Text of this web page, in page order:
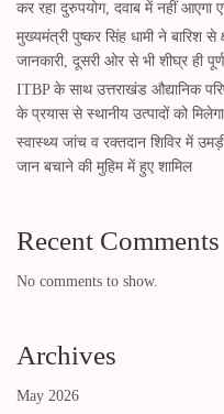
कर रहा दुरुपयोग, दवाब में नहीं आएगा
मुख्यमंत्री पुष्कर सिंह धामी ने बारिश से
जानकारी, दूसरी ओर से भी शीघ्र ही
ITBP के साथ उत्तराखंड औद्यानिक
के प्रयास से स्थानीय उत्पादों को मिलेगा
स्वास्थ्य जांच व रक्तदान शिविर में
जान बचाने की मुहिम में हुए शामिल
Recent Comments
No comments to show.
Archives
May 2026